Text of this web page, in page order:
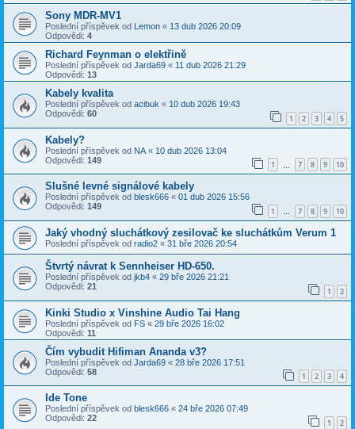
Sony MDR-MV1
Poslední příspěvek od Lemon « 13 dub 2026 20:09
Odpovědi: 4
Richard Feynman o elektřině
Poslední příspěvek od Jarda69 « 11 dub 2026 21:29
Odpovědi: 13
Kabely kvalita
Poslední příspěvek od acibuk « 10 dub 2026 19:43
Odpovědi: 60 1 2 3 4 5
Kabely?
Poslední příspěvek od NA « 10 dub 2026 13:04
Odpovědi: 149 1 7 8 9 10
Slušné levné signálové kabely
Poslední příspěvek od blesk666 « 01 dub 2026 15:56
Odpovědi: 149 1 … 7 8 9 10
Jaký vhodný sluchátkový zesilovač ke sluchátkům Verum 1
Poslední příspěvek od radio2 « 31 bře 2026 20:54
Štvrtý návrat k Sennheiser HD-650.
Poslední příspěvek od jkb4 « 29 bře 2026 21:21
Odpovědi: 21 1 2
Kinki Studio x Vinshine Audio Tai Hang
Poslední příspěvek od FS « 29 bře 2026 16:02
Odpovědi: 11
Čím vybudit Hifiman Ananda v3?
Poslední příspěvek od Jarda69 « 28 bře 2026 17:51
Odpovědi: 58 1 2 3 4
Ide Tone
Poslední příspěvek od blesk666 « 24 bře 2026 07:49
Odpovědi: 22 1 2